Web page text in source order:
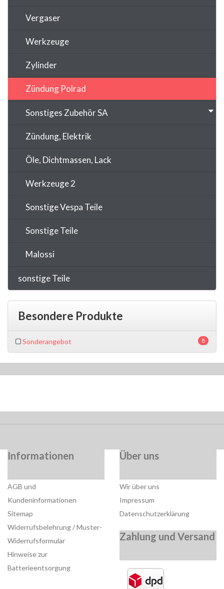
Vergaser
Werkzeuge
Zylinder
Zündung Polrad
Sonstiges Zubehör SA
Zündung, Elektrik
Öle, Dichtmassen, Lack
Werkzeuge 2
Sonstige Vespa Teile
Sonstige Teile
Malossi
sonstige Teile
Besondere Produkte
8
Sonderangebot
Informationen
AGB und
Kundeninformationen
Sitemap
Widerrufsbelehrung / Muster-
Widerrufsformular
Hinweise zur
Batterieentsorgung
Über uns
Wir über uns
Impressum
Datenschutzerklärung
Zahlung und Versand